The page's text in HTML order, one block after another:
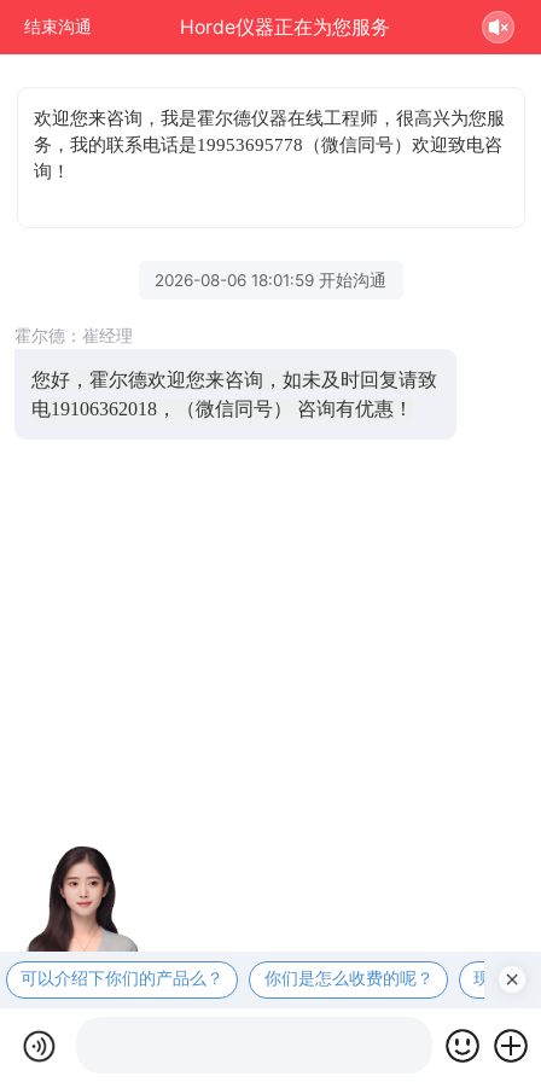
结束沟通 Horde仪器正在为您服务
欢迎您来咨询 ，我是霍尔德仪器在线工程师，很高兴为您服
务，我的联系电话是19953695778（微信同号）欢迎致电咨
询！
2026-08-06 18:01:59 开始沟通
霍尔德：崔经理
您好，霍尔德欢迎您来咨询，如未及时回复请致
电19106362018，（微信同号） 咨询有优惠！
可以介绍下你们的产品么？ 你们是怎么收费的呢？ 现在有